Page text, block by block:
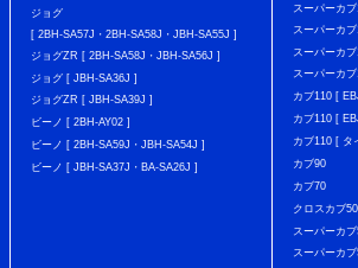
ジョグ
[ 2BH-SA57J・2BH-SA58J・JBH-SA55J ]
ジョグZR [ 2BH-SA58J・JBH-SA56J ]
ジョグ [ JBH-SA36J ]
ジョグZR [ JBH-SA39J ]
ビーノ [ 2BH-AY02 ]
ビーノ [ 2BH-SA59J・JBH-SA54J ]
ビーノ [ JBH-SA37J・BA-SA26J ]
スーパーカ
スーパーカ
スーパーカ
スーパーカ
カブ110 [
カブ110 [
カブ110 [ タ
カブ90
カブ70
クロスカブ
スーパーカ
スーパーカ